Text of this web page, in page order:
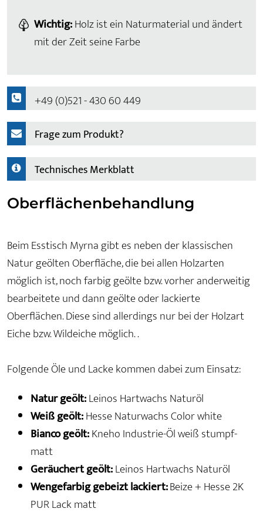
Wichtig:Holz ist ein Naturmaterial und ändert
mit der Zeit seine Farbe
+49 (0)521 - 430 60 449
Frage zum Produkt?
Technisches Merkblatt
Oberflächenbehandlung
Beim Esstisch Myrna gibt es neben der klassischen
Natur geölten Oberfläche, die bei allen Holzarten
möglich ist, noch farbig geölte bzw. vorher anderweitig
bearbeitete und dann geölte oder lackierte
Oberflächen. Diese sind allerdings nur bei der Holzart
Eiche bzw. Wildeiche möglich. .
Folgende Öle und Lacke kommen dabei zum Einsatz:
Natur geölt:Leinos Hartwachs Naturöl
Weiß geölt:Hesse Naturwachs Color white
Bianco geölt:Kneho Industrie-Öl weiß stumpf-
matt
Geräuchert geölt:Leinos Hartwachs Naturöl
Wengefarbig gebeizt lackiert:Beize + Hesse 2K
PUR Lack matt